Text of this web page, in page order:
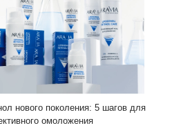
нового поколения: 5 шагов для
омоложения